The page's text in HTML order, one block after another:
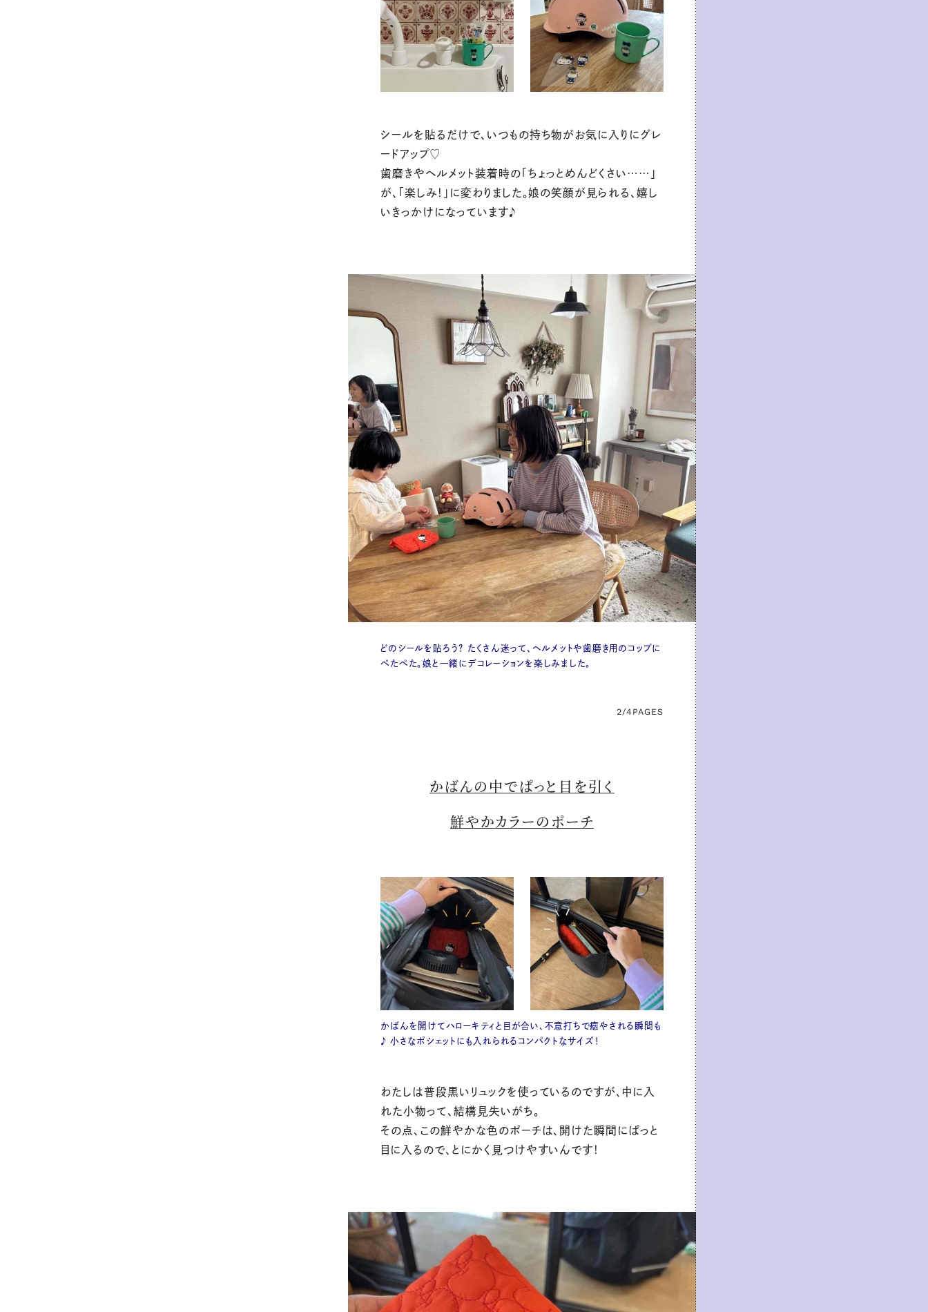
シールを貼るだけで、いつもの持ち物がお気に入りにグレ
ードアップ♡
歯磨きやヘルメット装着時の「ちょっとめんどくさい……」
が、「楽しみ！」に変わりました。娘の笑顔が見られる、嬉し
いきっかけになっています♪
どのシールを貼ろう？ たくさん迷って、ヘルメットや歯磨き用のコップに
ぺたぺた。娘と一緒にデコレーションを楽しみました。
2/4 PAGES
かばんの中でぱっと目を引く
鮮やかカラーのポーチ
かばんを開けてハローキティと目が合い、不意打ちで癒やされる瞬間も
♪ 小さなポシェットにも入れられるコンパクトなサイズ！
わたしは普段黒いリュックを使っているのですが、中に入
れた小物って、結構見失いがち。
その点、この鮮やかな色のポーチは、開けた瞬間にぱっと
目に入るので、とにかく見つけやすいんです！